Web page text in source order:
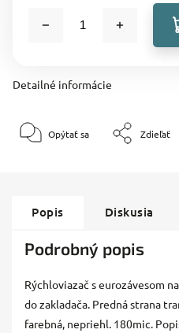
Detailné informácie
Opýtať sa Zdieľať
Popis Diskusia
Podrobný popis
Rýchloviazač s eurozávesom
do zakladača. Predná strana
farebná, nepriehl. 180mic.